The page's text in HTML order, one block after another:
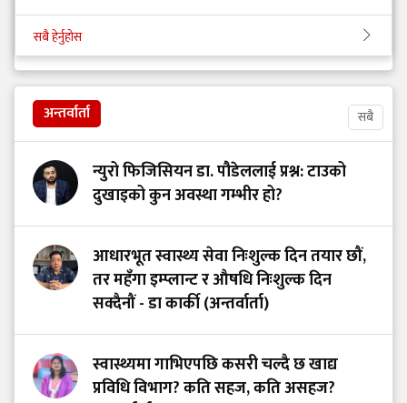
सबै हेर्नुहोस
अन्तर्वार्ता सबै
न्युरो फिजिसियन डा. पौडेललाई प्रश्न: टाउको
दुखाइको कुन अवस्था गम्भीर हो?
आधारभूत स्वास्थ्य सेवा निःशुल्क दिन तयार छौं,
तर महँगा इम्प्लान्ट र औषधि निःशुल्क दिन
सक्दैनौं - डा कार्की (अन्तर्वार्ता)
स्वास्थ्यमा गाभिएपछि कसरी चल्दै छ खाद्य
प्रविधि विभाग? कति सहज, कति असहज?